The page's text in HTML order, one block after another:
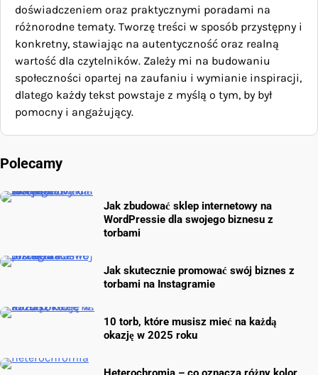
doświadczeniem oraz praktycznymi poradami na
różnorodne tematy. Tworzę treści w sposób przystępny i
konkretny, stawiając na autentyczność oraz realną
wartość dla czytelników. Zależy mi na budowaniu
społeczności opartej na zaufaniu i wymianie inspiracji,
dlatego każdy tekst powstaje z myślą o tym, by był
pomocny i angażujący.
Polecamy
Jak zbudować sklep internetowy na
WordPressie dla swojego biznesu z
torbami
Jak skutecznie promować swój biznes z
torbami na Instagramie
10 torb, które musisz mieć na każdą
okazję w 2025 roku